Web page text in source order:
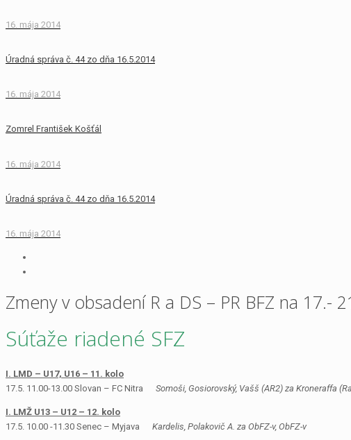
16. mája 2014
Úradná správa č. 44 zo dňa 16.5.2014
16. mája 2014
Zomrel František Košťál
16. mája 2014
Úradná správa č. 44 zo dňa 16.5.2014
16. mája 2014
Zmeny v obsadení R a DS – PR BFZ na 17.-
Súťaže riadené SFZ
I. LMD – U17, U16 – 11. kolo
17.5. 11.00-13.00 Slovan – FC Nitra Somoši, Gosiorovský, Vašš (AR2) za Kroneraffa
I. LMŽ U13 – U12 – 12. kolo
17.5. 10.00 -11.30 Senec – Myjava Kardelis, Polakovič A. za ObFZ-v, ObFZ-v